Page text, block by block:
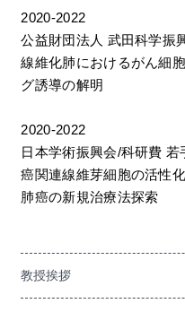
教授挨拶
2020-2022
公益財団法人 武田科学振
線維化肺におけるがん細
グ誘導の解明
2020-2022
日本学術振興会/科研費 若
癌関連線維芽細胞の活性
肺癌の新規治療法探索